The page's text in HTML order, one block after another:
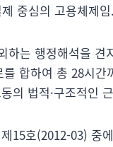
중심의 고용체제임.
는 행정해석을
합하여 총 28시
의 법적·구조적인
15호(2012-03) 중